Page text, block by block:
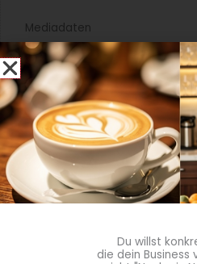
Mediadaten
Newsletter Anmeldung
Registrierung für Abokunden
Kontakt
AGB
Du willst
die dein Business